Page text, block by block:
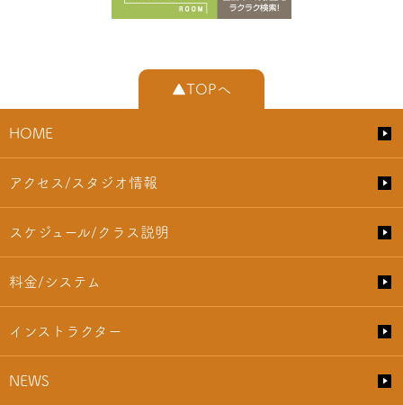
▲TOPへ
HOME
アクセス/スタジオ情報
スケジュール/クラス説明
料金/システム
インストラクター
NEWS